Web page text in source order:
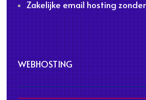
Zakelijke email hosting
WEBHOSTING